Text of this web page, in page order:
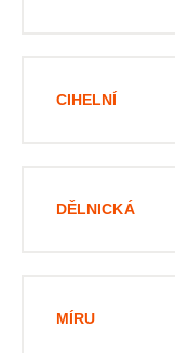
CIHELNÍ
DĚLNICKÁ
MÍRU